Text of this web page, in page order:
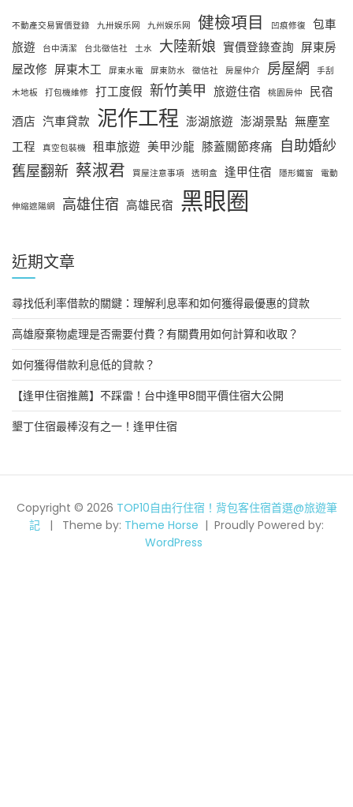
不動產交易實價登錄 九卅娱乐网 九州娱乐网 健檢項目 凹痕修復
包車
旅遊
台中清潔 台北徵信社 土水 大陸新娘 實價登錄查詢 屏東房
屋改修 屏東木工 屏東水電 屏東防水 徵信社 房屋仲介 房屋網
手刮
木地板
打包機維修 打工度假 新竹美甲 旅遊住宿 桃園房仲
民宿
酒店 汽車貸款 泥作工程 澎湖旅遊 澎湖景點 無塵室
工程
真空包裝機 租車旅遊 美甲沙龍 膝蓋關節疼痛
自助婚紗
舊屋翻新 蔡淑君 買屋注意事項 透明盒 逢甲住宿 隱形鐵窗 電動
伸縮遮陽網 高雄住宿 高雄民宿 黑眼圈
近期文章
尋找低利率借款的關鍵：理解利息率和如何獲得最優惠的貸款
高雄廢棄物處理是否需要付費？有關費用如何計算和收取？
如何獲得借款利息低的貸款？
【逢甲住宿推薦】不踩雷！台中逢甲8間平價住宿大公開
墾丁住宿最棒沒有之一！逢甲住宿
Copyright © 2026 TOP10自由行住宿！背包客住宿首選@旅遊筆
記
Theme by: Theme Horse
Proudly Powered by:
WordPress